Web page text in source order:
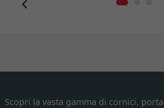
Scopri la vasta gamma di cornici,